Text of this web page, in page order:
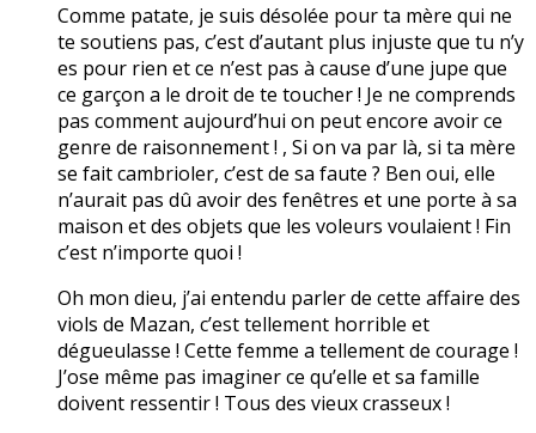
Comme patate, je suis désolée pour ta mère qui ne
te soutiens pas, c’est d’autant plus injuste que tu n’y
es pour rien et ce n’est pas à cause d’une jupe que
ce garçon a le droit de te toucher ! Je ne comprends
pas comment aujourd’hui on peut encore avoir ce
genre de raisonnement ! , Si on va par là, si ta mère
se fait cambrioler, c’est de sa faute ? Ben oui, elle
n’aurait pas dû avoir des fenêtres et une porte à sa
maison et des objets que les voleurs voulaient ! Fin
c’est n’importe quoi !
Oh mon dieu, j’ai entendu parler de cette affaire des
viols de Mazan, c’est tellement horrible et
dégueulasse ! Cette femme a tellement de courage !
J’ose même pas imaginer ce qu’elle et sa famille
doivent ressentir ! Tous des vieux crasseux !